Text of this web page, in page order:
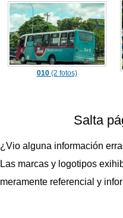
010(2 fotos)
Salta
¿Vio alguna información
Las marcas y logotipos
meramente referencial y